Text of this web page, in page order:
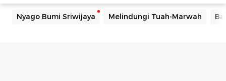
Nyago Bumi Sriwijaya Melindungi Tuah-Marwah